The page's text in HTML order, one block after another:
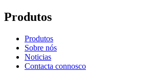
Produtos
Produtos
Sobre nós
Noticias
Contacta connosco